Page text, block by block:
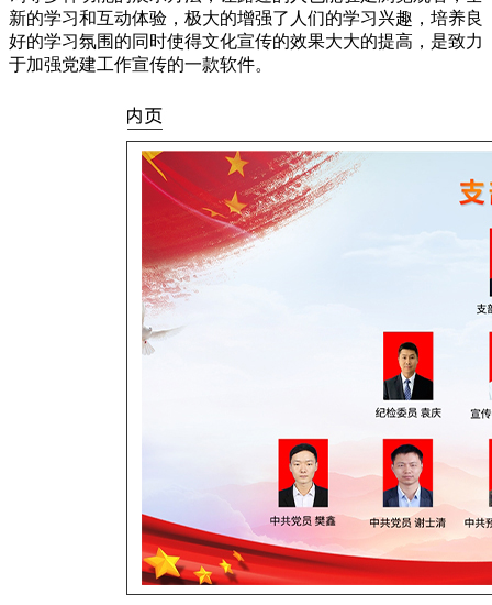
新的学习和互动体验，极大的增强了人们的学习兴趣，培养良
好的学习氛围的同时使得文化宣传的效果大大的提高，是致力
于加强党建工作宣传的一款软件。